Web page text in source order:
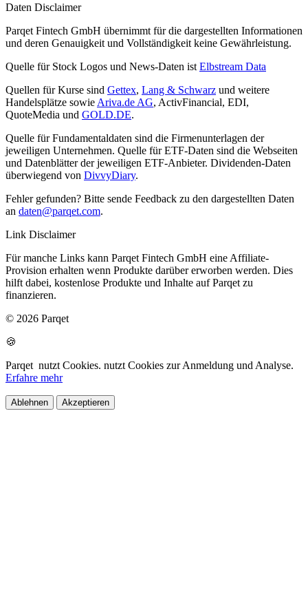
Daten Disclaimer
Parqet Fintech GmbH übernimmt für die dargestellten Informationen
und deren Genauigkeit und Vollständigkeit keine Gewährleistung.
Quelle für Stock Logos und News-Daten ist Elbstream Data
Quellen für Kurse sind Gettex, Lang & Schwarz und weitere
Handelsplätze sowie Ariva.de AG, ActivFinancial, EDI,
QuoteMedia und GOLD.DE.
Quelle für Fundamentaldaten sind die Firmenunterlagen der
jeweiligen Unternehmen. Quelle für ETF-Daten sind die Webseiten
und Datenblätter der jeweiligen ETF-Anbieter. Dividenden-Daten
überwiegend von DivvyDiary.
Fehler gefunden? Bitte sende Feedback zu den dargestellten Daten
an daten@parqet.com.
Link Disclaimer
Für manche Links kann Parqet Fintech GmbH eine Affiliate-
Provision erhalten wenn Produkte darüber erworben werden. Dies
hilft dabei, kostenlose Produkte und Inhalte auf Parqet zu
finanzieren.
© 2026 Parqet
🍪
Parqet nutzt Cookies. nutzt Cookies zur Anmeldung und Analyse.
Erfahre mehr
Ablehnen Akzeptieren